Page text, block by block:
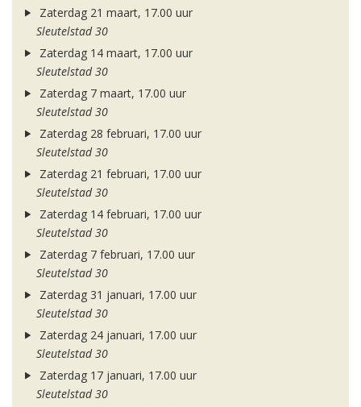
Zaterdag 21 maart, 17.00 uur
Sleutelstad 30
Zaterdag 14 maart, 17.00 uur
Sleutelstad 30
Zaterdag 7 maart, 17.00 uur
Sleutelstad 30
Zaterdag 28 februari, 17.00 uur
Sleutelstad 30
Zaterdag 21 februari, 17.00 uur
Sleutelstad 30
Zaterdag 14 februari, 17.00 uur
Sleutelstad 30
Zaterdag 7 februari, 17.00 uur
Sleutelstad 30
Zaterdag 31 januari, 17.00 uur
Sleutelstad 30
Zaterdag 24 januari, 17.00 uur
Sleutelstad 30
Zaterdag 17 januari, 17.00 uur
Sleutelstad 30